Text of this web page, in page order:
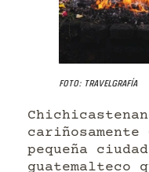
Foto: Travelgrafía
cariñosamente
pequeña
guatemalteco